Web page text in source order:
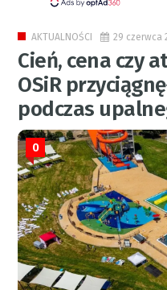
AKTUALNOŚCI 29 czerwca
Cień, cena czy
OSiR
podczas
0